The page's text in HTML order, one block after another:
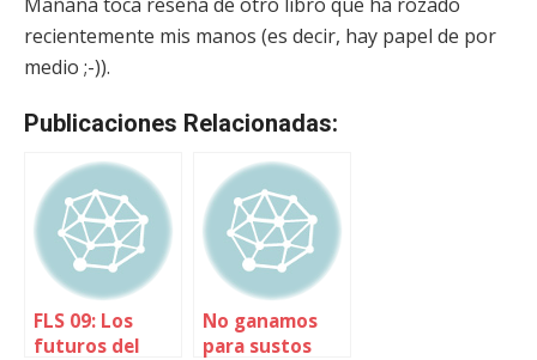
recientemente mis manos (es decir, hay papel de por
medio ;-)).
Publicaciones Relacionadas:
FLS 09: Los
futuros del
No ganamos
para sustos